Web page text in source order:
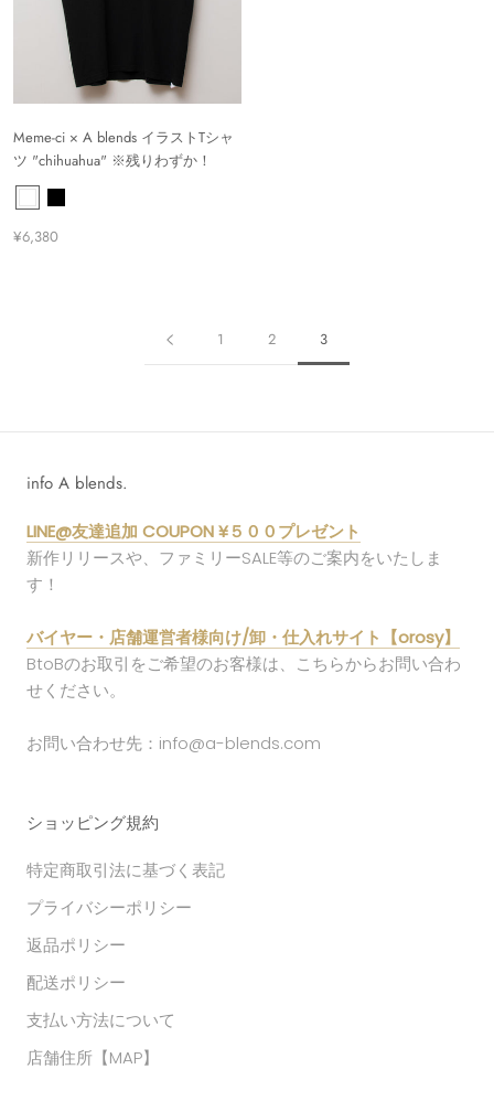
Meme-ci × A blends イラストTシャ
ツ "chihuahua" ※残りわずか！
¥6,380
1 2 3
info A blends.
LINE@友達追加 COUPON ¥５００プレゼント
新作リリースや、ファミリーSALE等のご案内をいたしま
す！
バイヤー・店舗運営者様向け/卸・仕入れサイト【orosy】
BtoBのお取引をご希望のお客様は、こちらからお問い合わ
せください。
お問い合わせ先：info@a-blends.com
ショッピング規約
特定商取引法に基づく表記
プライバシーポリシー
返品ポリシー
配送ポリシー
支払い方法について
店舗住所【MAP】